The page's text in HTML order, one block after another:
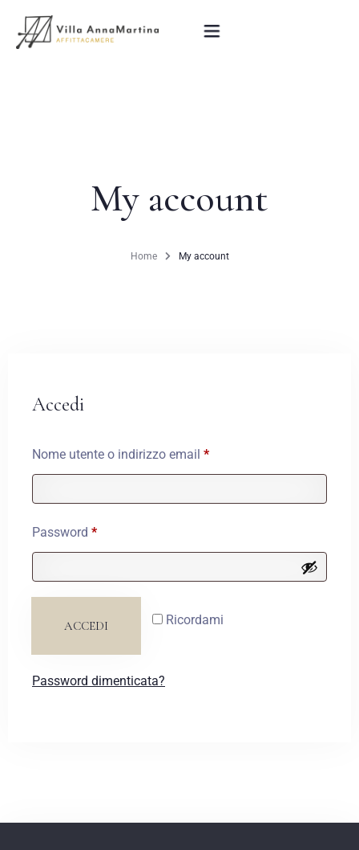
Le Camere
BOOK NOW
My account
Home My account
Accedi
Nome utente o indirizzo email *
Password *
Ricordami
ACCEDI
Password dimenticata?